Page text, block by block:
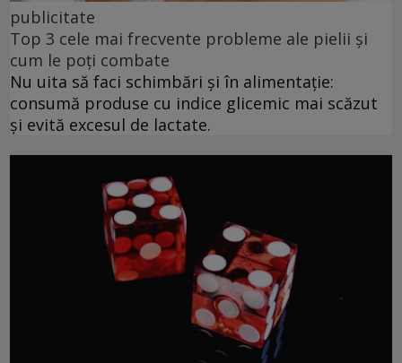
publicitate
Top 3 cele mai frecvente probleme ale pielii și
cum le poți combate
Nu uita să faci schimbări și în alimentație:
consumă produse cu indice glicemic mai scăzut
și evită excesul de lactate.